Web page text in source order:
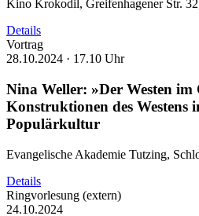
Kino Krokodil, Greifenhagener Str.
Details
Vortrag
28.10.2024 · 17.10 Uhr
Nina Weller: »Der Westen im
Konstruktionen des Westens
Populärkultur
Evangelische Akademie Tutzing,
Details
Ringvorlesung (extern)
24.10.2024